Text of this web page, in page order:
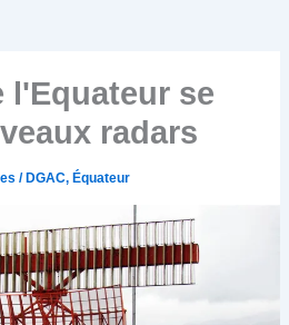
l'Equateur se
radars
/ DGAC, Équateur